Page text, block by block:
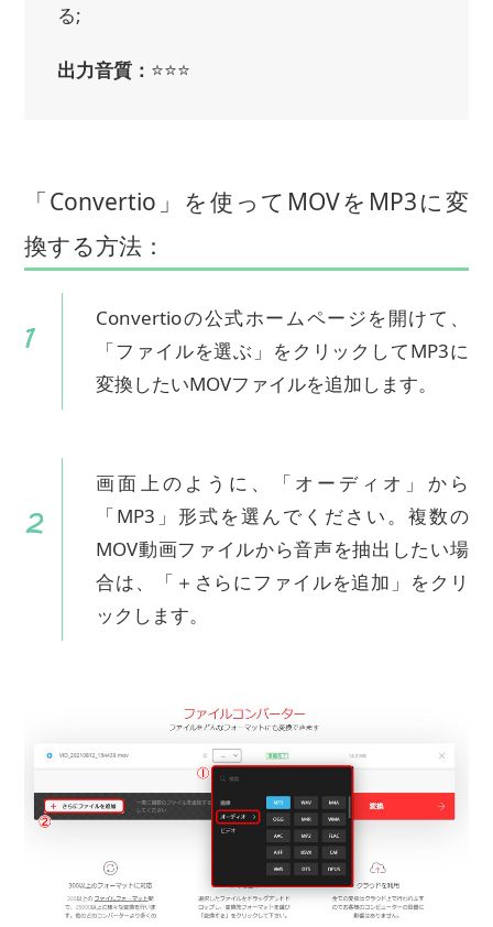
る;
出力音質： ⭐⭐⭐
「Convertio」を使ってMOVをMP3に変
換する方法：
Convertioの公式ホームページを開けて、
「ファイルを選ぶ」をクリックしてMP3に
変換したいMOVファイルを追加します。
画面上のように、「オーディオ」から
「MP3」形式を選んでください。複数の
MOV動画ファイルから音声を抽出したい場
合は、「＋さらにファイルを追加」をクリ
ックします。